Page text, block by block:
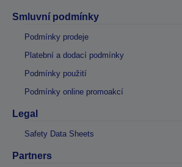
Smluvní podmínky
Podmínky prodeje
Platební a dodací podmínky
Podmínky použití
Podmínky online promoakcí
Legal
Safety Data Sheets
Partners